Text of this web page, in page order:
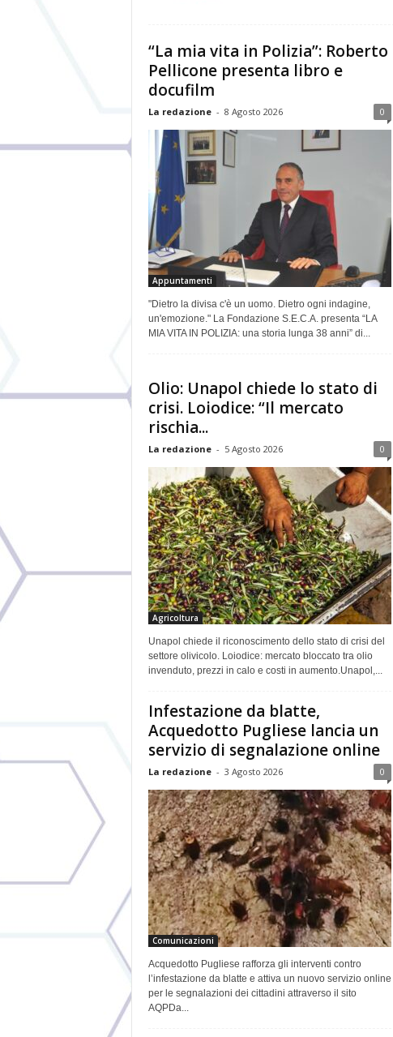
“La mia vita in Polizia”: Roberto
Pellicone presenta libro e
docufilm
La redazione - 8 Agosto 2026 0
Appuntamenti
"Dietro la divisa c'è un uomo. Dietro ogni indagine,
un'emozione." La Fondazione S.E.C.A. presenta “LA
MIA VITA IN POLIZIA: una storia lunga 38 anni” di...
Olio: Unapol chiede lo stato di
crisi. Loiodice: “Il mercato
rischia...
La redazione - 5 Agosto 2026 0
Agricoltura
Unapol chiede il riconoscimento dello stato di crisi del
settore olivicolo. Loiodice: mercato bloccato tra olio
invenduto, prezzi in calo e costi in aumento.Unapol,...
Infestazione da blatte,
Acquedotto Pugliese lancia un
servizio di segnalazione online
La redazione - 3 Agosto 2026 0
Comunicazioni
Acquedotto Pugliese rafforza gli interventi contro
l’infestazione da blatte e attiva un nuovo servizio online
per le segnalazioni dei cittadini attraverso il sito
AQPDa...